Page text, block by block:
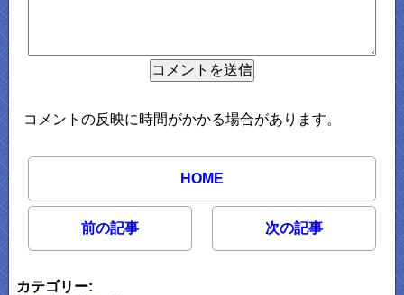
コメントの反映に時間がかかる場合があります。
HOME
前の記事 次の記事
カテゴリー: